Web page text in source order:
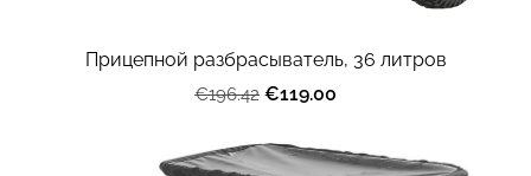
Прицепной разбрасыватель, 36 литров
€196.42 €119.00